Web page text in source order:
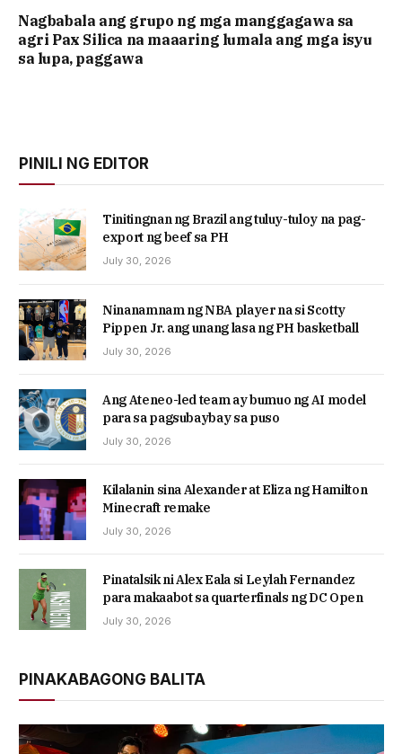
Nagbabala ang grupo ng mga manggagawa sa
agri Pax Silica na maaaring lumala ang mga isyu
sa lupa, paggawa
PINILI NG EDITOR
Tinitingnan ng Brazil ang tuluy-tuloy na pag-
export ng beef sa PH
July 30, 2026
Ninanamnam ng NBA player na si Scotty
Pippen Jr. ang unang lasa ng PH basketball
July 30, 2026
Ang Ateneo-led team ay bumuo ng AI model
para sa pagsubaybay sa puso
July 30, 2026
Kilalanin sina Alexander at Eliza ng Hamilton
Minecraft remake
July 30, 2026
Pinatalsik ni Alex Eala si Leylah Fernandez
para makaabot sa quarterfinals ng DC Open
July 30, 2026
PINAKABAGONG BALITA